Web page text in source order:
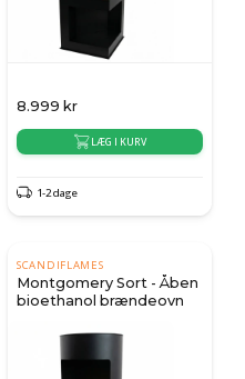
8.999 kr
LÆG I KURV
1-2 dage
SCANDIFLAMES
Montgomery Sort - Åben
bioethanol brændeovn